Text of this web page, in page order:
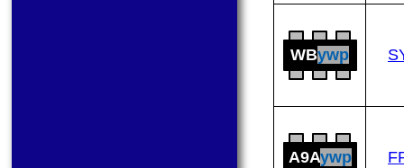
WBywp
A9Aywp